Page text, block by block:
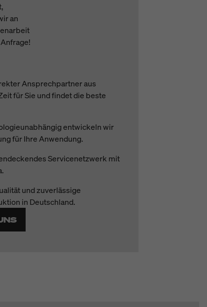
an
Ansprechpartner aus
für Sie und findet die beste
entwickeln wir
für Ihre Anwendung.
Servicenetzwerk mit
und zuverlässige
in Deutschland.